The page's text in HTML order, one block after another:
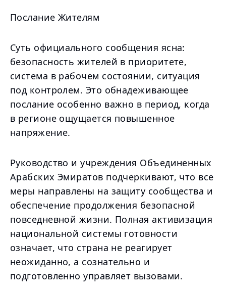
Послание Жителям
Суть официального сообщения ясна:
безопасность жителей в приоритете,
система в рабочем состоянии, ситуация
под контролем. Это обнадеживающее
послание особенно важно в период, когда
в регионе ощущается повышенное
напряжение.
Руководство и учреждения Объединенных
Арабских Эмиратов подчеркивают, что все
меры направлены на защиту сообщества и
обеспечение продолжения безопасной
повседневной жизни. Полная активизация
национальной системы готовности
означает, что страна не реагирует
неожиданно, а сознательно и
подготовленно управляет вызовами.